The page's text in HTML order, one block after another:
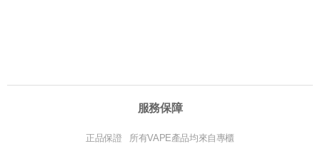
服務保障
正品保證 所有VAPE產品均來自專櫃